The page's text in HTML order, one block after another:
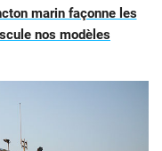
marin façonne les
nos modèles